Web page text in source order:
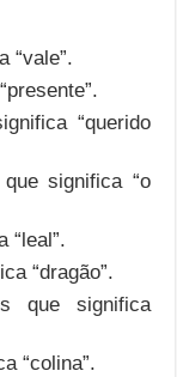
“vale”.
“querido
significa “o
“leal”.
“dragão”.
que significa
“colina”.